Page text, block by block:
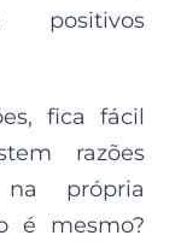
positivos
fica fácil
razões
própria
é mesmo?